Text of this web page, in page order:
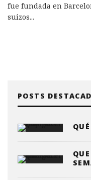
fue fundada en
suizos...
POSTS